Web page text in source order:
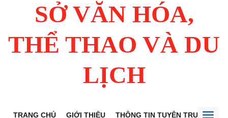
SỞ VĂN HÓA,
THỂ THAO VÀ DU
LỊCH
TRANG CHỦ GIỚI THIỆU THÔNG TIN TUYÊN TRUYỀN